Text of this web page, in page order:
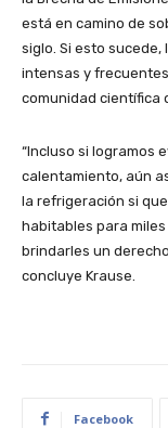
está en camino de
siglo. Si esto sucede,
intensas y
comunidad científica
“Incluso si logramos
calentamiento, aún
la refrigeración si
habitables para
brindarles un
concluye Krause.
Facebook